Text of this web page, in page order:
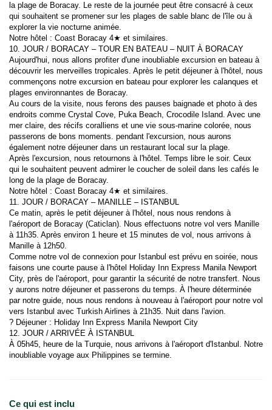
la plage de Boracay. Le reste de la journée peut être consacré à ceux
qui souhaitent se promener sur les plages de sable blanc de l'île ou à
explorer la vie nocturne animée.
Notre hôtel : Coast Boracay 4★ et similaires.
10. JOUR / BORACAY – TOUR EN BATEAU – NUIT À BORACAY
Aujourd'hui, nous allons profiter d'une inoubliable excursion en bateau à
découvrir les merveilles tropicales. Après le petit déjeuner à l'hôtel, nous
commençons notre excursion en bateau pour explorer les calanques et
plages environnantes de Boracay.
Au cours de la visite, nous ferons des pauses baignade et photo à des
endroits comme Crystal Cove, Puka Beach, Crocodile Island. Avec une
mer claire, des récifs coralliens et une vie sous-marine colorée, nous
passerons de bons moments. pendant l'excursion, nous aurons
également notre déjeuner dans un restaurant local sur la plage.
Après l'excursion, nous retournons à l'hôtel. Temps libre le soir. Ceux
qui le souhaitent peuvent admirer le coucher de soleil dans les cafés le
long de la plage de Boracay.
Notre hôtel : Coast Boracay 4★ et similaires.
11. JOUR / BORACAY – MANILLE – ISTANBUL
Ce matin, après le petit déjeuner à l'hôtel, nous nous rendons à
l'aéroport de Boracay (Caticlan). Nous effectuons notre vol vers Manille
à 11h35. Après environ 1 heure et 15 minutes de vol, nous arrivons à
Manille à 12h50.
Comme notre vol de connexion pour Istanbul est prévu en soirée, nous
faisons une courte pause à l'hôtel Holiday Inn Express Manila Newport
City, près de l'aéroport, pour garantir la sécurité de notre transfert. Nous
y aurons notre déjeuner et passerons du temps. À l'heure déterminée
par notre guide, nous nous rendons à nouveau à l'aéroport pour notre vol
vers Istanbul avec Turkish Airlines à 21h35. Nuit dans l'avion.
? Déjeuner : Holiday Inn Express Manila Newport City
12. JOUR / ARRIVÉE À ISTANBUL
À 05h45, heure de la Turquie, nous arrivons à l'aéroport d'Istanbul. Notre
inoubliable voyage aux Philippines se termine.
Ce qui est inclu